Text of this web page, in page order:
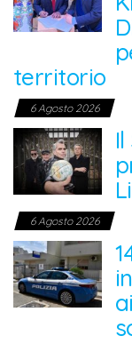
territorio
6 Agosto 2026
6 Agosto 2026